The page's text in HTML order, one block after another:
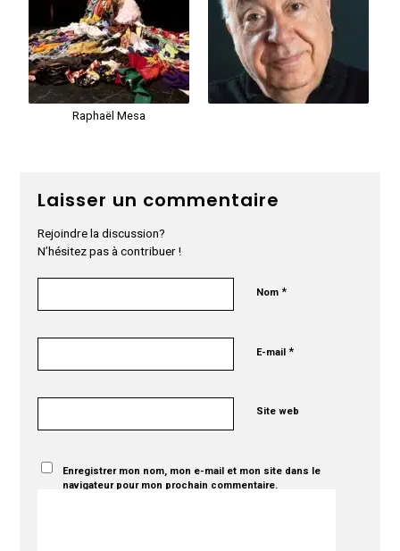
Raphaël Mesa
Laisser un commentaire
Rejoindre la discussion?
N’hésitez pas à contribuer !
Nom*
E-mail*
Site web
Enregistrer mon nom, mon e-mail et mon site dans le
navigateur pour mon prochain commentaire.